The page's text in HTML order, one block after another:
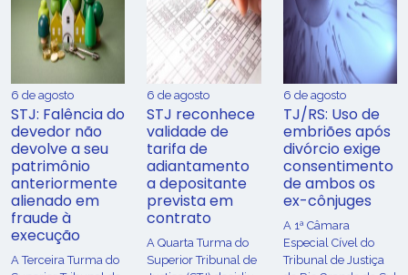
6 de agosto
STJ: Falência do
devedor não
devolve a seu
patrimônio
anteriormente
alienado em
fraude à
execução
A Terceira Turma do
6 de agosto
STJ reconhece
validade de
tarifa de
adiantamento
a depositante
prevista em
contrato
A Quarta Turma do
Superior Tribunal de
6 de agosto
TJ/RS: Uso de
embriões após
divórcio exige
consentimento
de ambos os
ex-cônjuges
A 1ª Câmara
Especial Cível do
Tribunal de Justiça